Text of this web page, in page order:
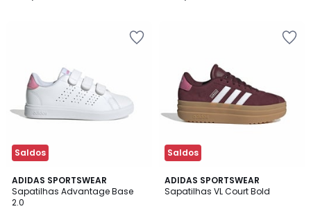
Saldos
ADIDAS SPORTSWEAR
Sapatilhas Advantage Base
2.0
4,8
/ 5
Saldos
ADIDAS SPORTSWEAR
Sapatilhas VL Court Bold
4,9
/ 5
3
Cores